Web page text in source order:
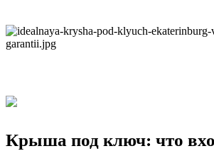
Крыша под ключ: что